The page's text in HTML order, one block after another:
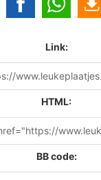
Link:
HTML:
BB code: